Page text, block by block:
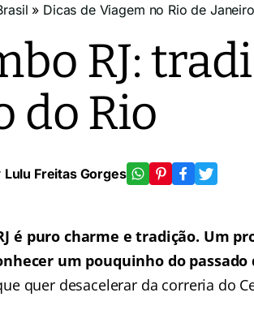
» Dicas de Viagem no Rio de Janeiro
RJ:
do Rio
Lulu Freitas Gorges
é puro charme e tradição. Um
um pouquinho do passado
quer desacelerar da correria do